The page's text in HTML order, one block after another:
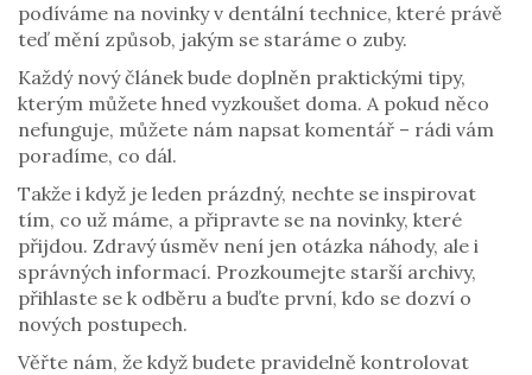
podíváme na novinky v dentální technice, které právě
teď mění způsob, jakým se staráme o zuby.
Každý nový článek bude doplněn praktickými tipy,
kterým můžete hned vyzkoušet doma. A pokud něco
nefunguje, můžete nám napsat komentář – rádi vám
poradíme, co dál.
Takže i když je leden prázdný, nechte se inspirovat
tím, co už máme, a připravte se na novinky, které
přijdou. Zdravý úsměv není jen otázka náhody, ale i
správných informací. Prozkoumejte starší archivy,
přihlaste se k odběru a buďte první, kdo se dozví o
nových postupech.
Věřte nám, že když budete pravidelně kontrolovat